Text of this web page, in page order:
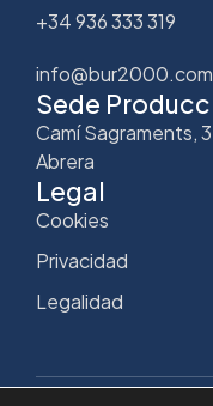
+34 936 333 319
info@bur2000.com
Sede
Camí Sagraments,
Abrera
Legal
Cookies
Privacidad
Legalidad